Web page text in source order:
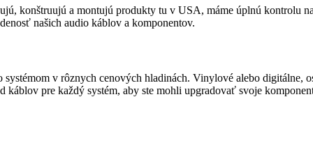
konštruujú a montujú produkty tu v USA, máme úplnú kontrolu
našich audio káblov a komponentov.
v rôznych cenových hladinách. Vinylové alebo digitálne,
pre každý systém, aby ste mohli upgradovať svoje